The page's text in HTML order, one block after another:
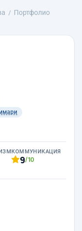
Портфолио
КОММУНИКАЦИЯ
9/10